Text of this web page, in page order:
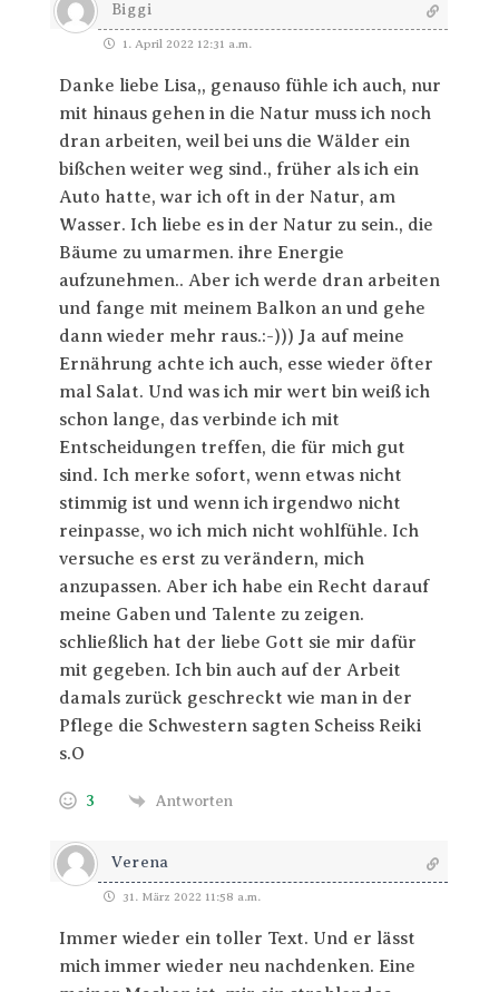
Biggi
1. April 2022 12:31 a.m.
Danke liebe Lisa,, genauso fühle ich auch, nur
mit hinaus gehen in die Natur muss ich noch
dran arbeiten, weil bei uns die Wälder ein
bißchen weiter weg sind., früher als ich ein
Auto hatte, war ich oft in der Natur, am
Wasser. Ich liebe es in der Natur zu sein., die
Bäume zu umarmen. ihre Energie
aufzunehmen.. Aber ich werde dran arbeiten
und fange mit meinem Balkon an und gehe
dann wieder mehr raus.:-))) Ja auf meine
Ernährung achte ich auch, esse wieder öfter
mal Salat. Und was ich mir wert bin weiß ich
schon lange, das verbinde ich mit
Entscheidungen treffen, die für mich gut
sind. Ich merke sofort, wenn etwas nicht
stimmig ist und wenn ich irgendwo nicht
reinpasse, wo ich mich nicht wohlfühle. Ich
versuche es erst zu verändern, mich
anzupassen. Aber ich habe ein Recht darauf
meine Gaben und Talente zu zeigen.
schließlich hat der liebe Gott sie mir dafür
mit gegeben. Ich bin auch auf der Arbeit
damals zurück geschreckt wie man in der
Pflege die Schwestern sagten Scheiss Reiki
s.O
3 Antworten
Verena
31. März 2022 11:58 a.m.
Immer wieder ein toller Text. Und er lässt
mich immer wieder neu nachdenken. Eine